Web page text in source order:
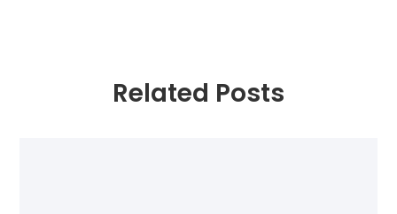
Related Posts